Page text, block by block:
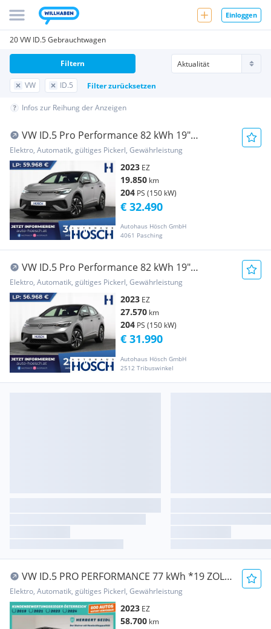
Einloggen
20 VW ID.5 Gebrauchtwagen
VW ID.5 Filter zurücksetzen
Filtern
Infos zur Reihung der Anzeigen
VW ID.5 Pro Performance 82 kWh 19"
ASSISTENZ +++
Elektro, Automatik, gültiges Pickerl, Gewährleistung
2023 EZ
19.850 km
204 PS (150 kW)
Autohaus Hösch GmbH
4061 Pasching
€ 32.490
VW ID.5 Pro Performance 82 kWh 19"
ASSISTENZ SOFORT++
Elektro, Automatik, gültiges Pickerl, Gewährleistung
2023 EZ
27.570 km
204 PS (150 kW)
Autohaus Hösch GmbH
2512 Tribuswinkel
€ 31.990
VW ID.5 PRO PERFORMANCE 77 kWh *19 ZOLL
/ VOLL-LED...
Elektro, Automatik, gültiges Pickerl, Gewährleistung
2023 EZ
58.700 km